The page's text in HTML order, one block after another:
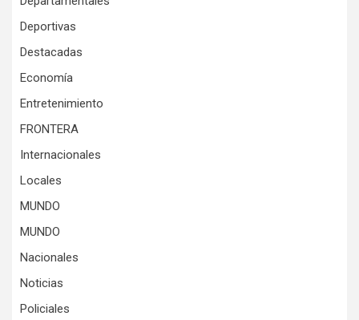
Deportivas
Destacadas
Economía
Entretenimiento
FRONTERA
Internacionales
Locales
MUNDO
MUNDO
Nacionales
Noticias
Policiales